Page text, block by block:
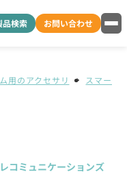
品検索 お問い合わせ
用のアクセサリ スマート
コミュニケーションズ